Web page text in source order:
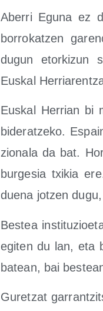
Abe­rri Egu­na ez
borro­katzen
dugun etor­ki­zun
Eus­kal
Eus­kal Herrian bi
bide­ratze­ko.
zio­na­la da bat.
bur­ge­sia txi­kia
due­na jotzen
Bes­tea
egi­ten du lan, eta
batean, bai
Guretzat